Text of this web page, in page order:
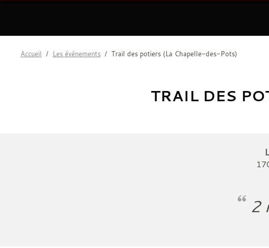
Accueil Les évènements Trail des potiers (La Chapelle-des-Pots)
TRAIL DES